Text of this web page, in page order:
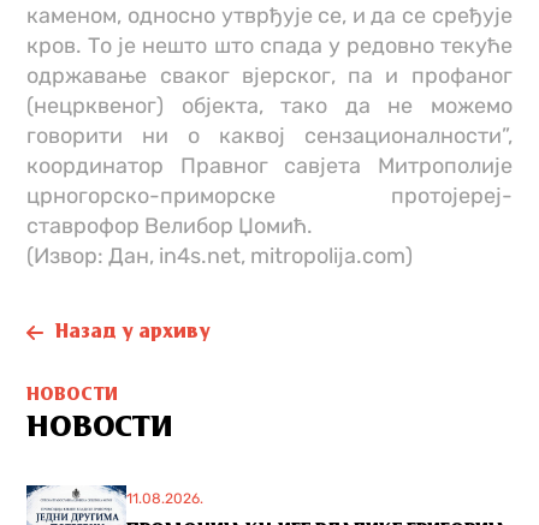
каменом, односно утврђује се, и да се сређује
кров. То је нешто што спада у редовно текуће
одржавање сваког вјерског, па и профаног
(нецрквеног) објекта, тако да не можемо
говорити ни о каквој сензационалности”,
координатор Правног савјета Митрополије
црногорско-приморске протојереј-
ставрофор Велибор Џомић.
(Извор: Дан, in4s.net, mitropolija.com)
Назад у архиву
НОВОСТИ
НОВОСТИ
11.08.2026.